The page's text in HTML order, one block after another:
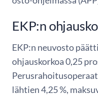
EKP:n
EKP:n neuvosto
ohjauskorkoa 0,25
lähtien 4,25 %,